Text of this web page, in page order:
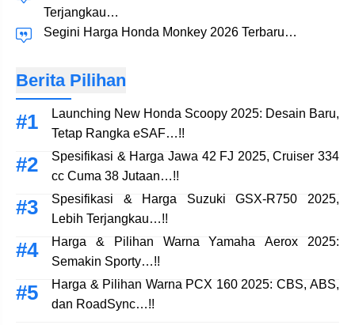
Terjangkau…
Segini Harga Honda Monkey 2026 Terbaru…
Berita Pilihan
Launching New Honda Scoopy 2025: Desain Baru,
Tetap Rangka eSAF…!!
Spesifikasi & Harga Jawa 42 FJ 2025, Cruiser 334
cc Cuma 38 Jutaan…!!
Spesifikasi & Harga Suzuki GSX-R750 2025,
Lebih Terjangkau…!!
Harga & Pilihan Warna Yamaha Aerox 2025:
Semakin Sporty…!!
Harga & Pilihan Warna PCX 160 2025: CBS, ABS,
dan RoadSync…!!